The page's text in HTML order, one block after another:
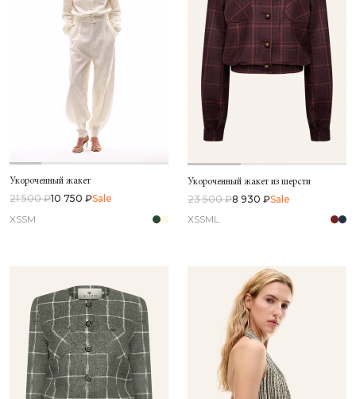
Укороченный жакет
21 500 ₽10 750 ₽Sale
XSSM
Укороченный жакет из шерсти
23 500 ₽8 930 ₽Sale
XSSML